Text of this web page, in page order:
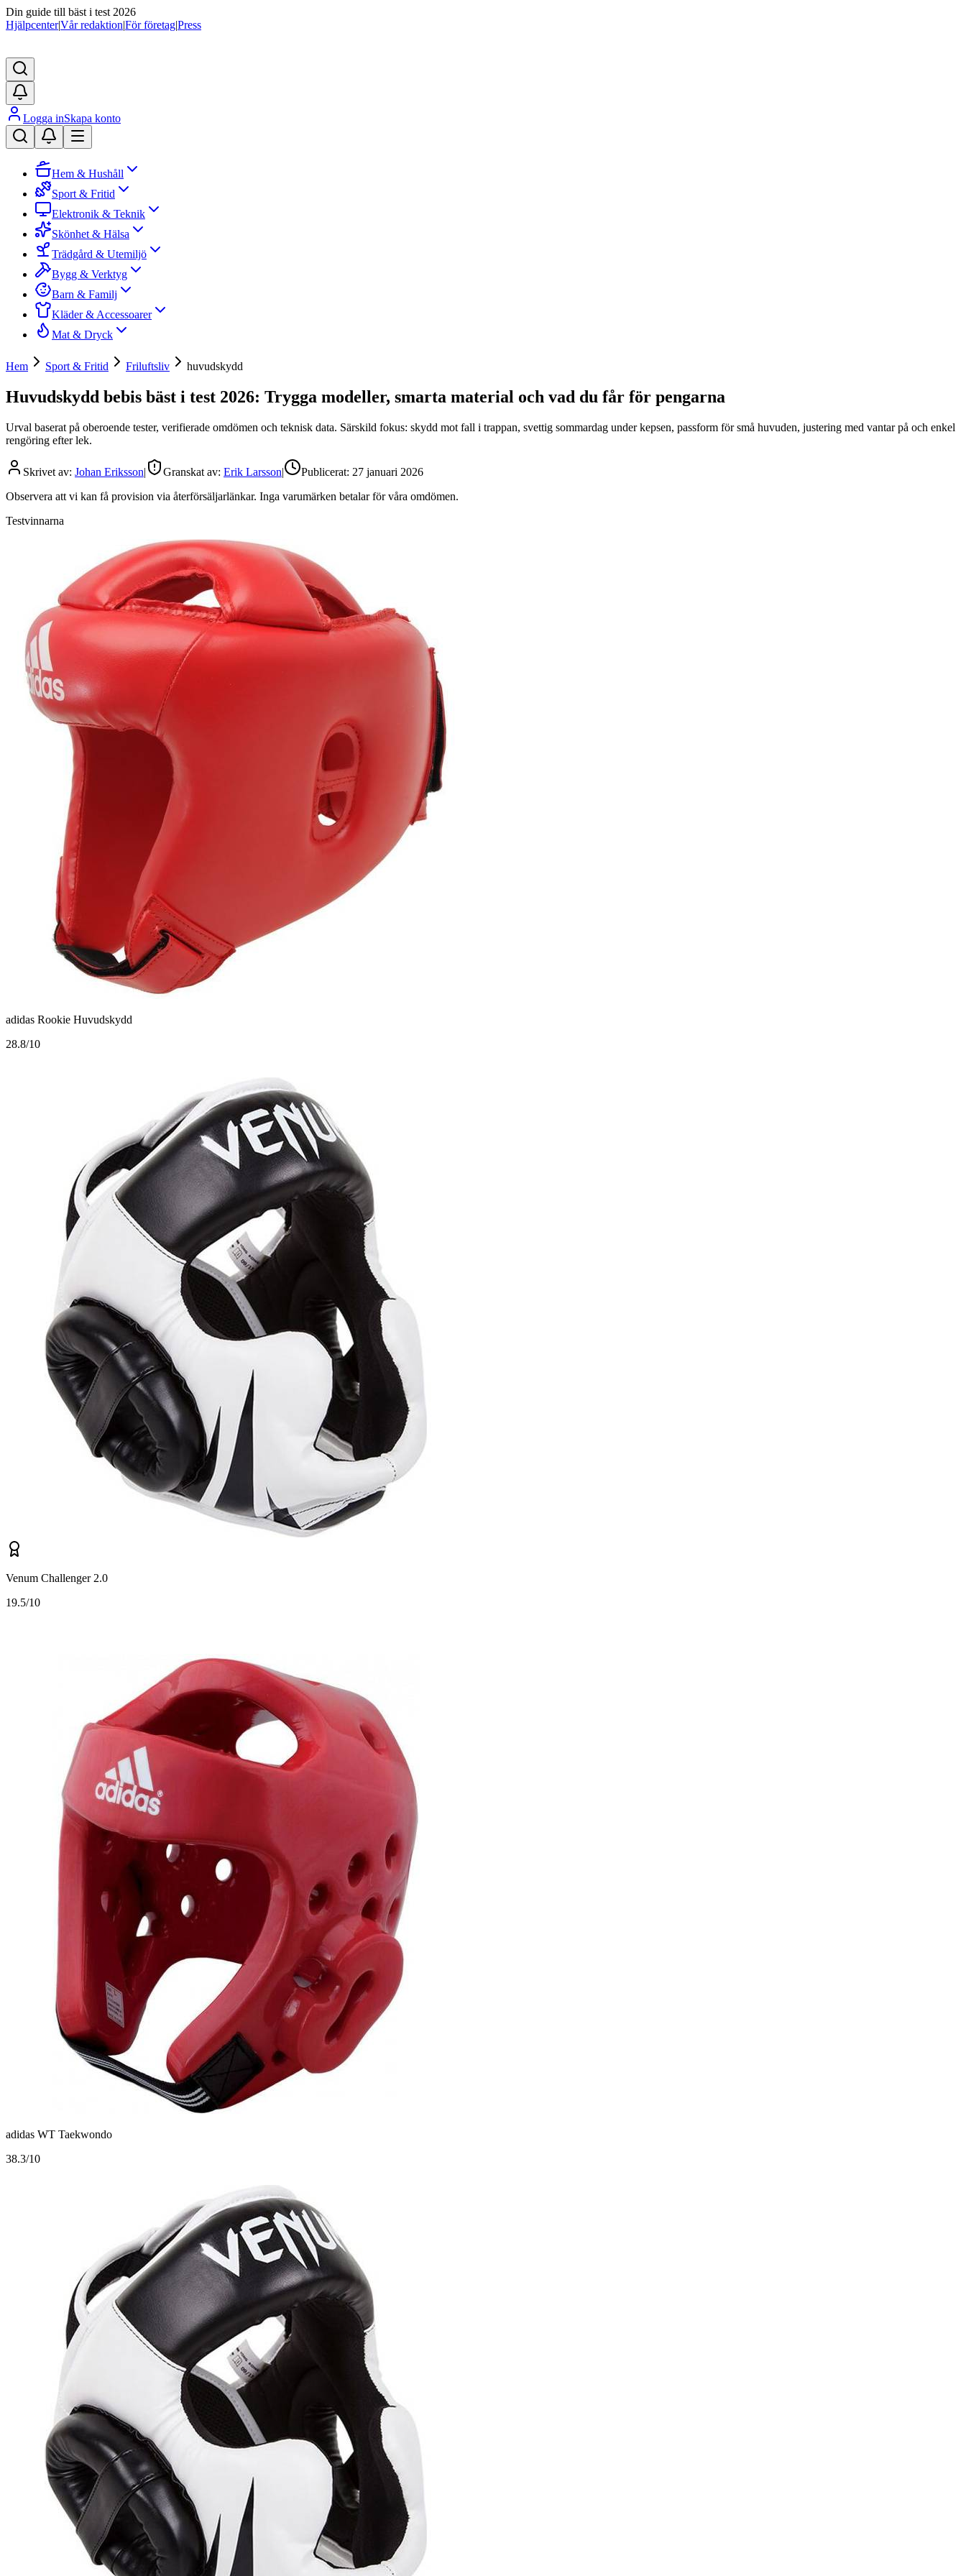
Din guide till bäst i test 2026
Hjälpcenter|Vår redaktion|För företag|Press
Logga inSkapa konto
Hem & Hushåll
Sport & Fritid
Elektronik & Teknik
Skönhet & Hälsa
Trädgård & Utemiljö
Bygg & Verktyg
Barn & Familj
Kläder & Accessoarer
Mat & Dryck
Hem Sport & Fritid Friluftsliv huvudskydd
Huvudskydd bebis bäst i test 2026: Trygga modeller, smarta material och vad du får för pengarna
Urval baserat på oberoende tester, verifierade omdömen och teknisk data. Särskild fokus: skydd mot fall i trappan, svettig sommardag under kepsen, passform för små huvuden, justering med vantar på och enkel
rengöring efter lek.
Skrivet av: Johan Eriksson| Granskat av: Erik Larsson| Publicerat: 27 januari 2026
Observera att vi kan få provision via återförsäljarlänkar. Inga varumärken betalar för våra omdömen.
Testvinnarna
adidas Rookie Huvudskydd
28.8/10
Venum Challenger 2.0
19.5/10
adidas WT Taekwondo
38.3/10